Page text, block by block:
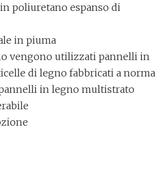
poliuretano espanso di
in piuma
vengono utilizzati pannelli in
di legno fabbricati a norma
in legno multistrato